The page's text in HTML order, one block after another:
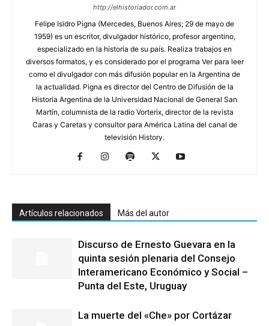
http://elhistoriador.com.ar
Felipe Isidro Pigna (Mercedes, Buenos Aires; 29 de mayo de
1959) es un escritor, divulgador histórico, profesor argentino,
especializado en la historia de su país. Realiza trabajos en
diversos formatos, y es considerado por el programa Ver para leer
como el divulgador con más difusión popular en la Argentina de
la actualidad. Pigna es director del Centro de Difusión de la
Historia Argentina de la Universidad Nacional de General San
Martín, columnista de la radio Vorterix, director de la revista
Caras y Caretas y consultor para América Latina del canal de
televisión History.
Artículos relacionados Más del autor
Discurso de Ernesto Guevara en la
quinta sesión plenaria del Consejo
Interamericano Económico y Social –
Punta del Este, Uruguay
La muerte del «Che» por Cortázar